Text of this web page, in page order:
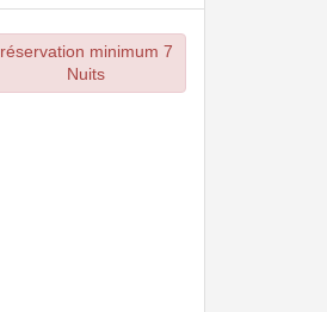
réservation minimum 7
Nuits